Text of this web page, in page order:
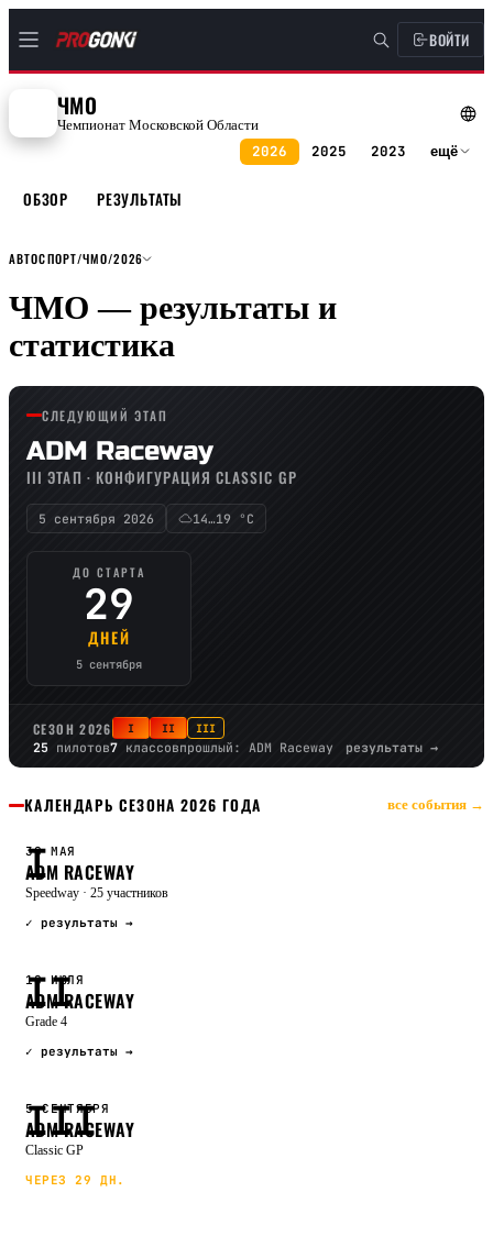
ВОЙТИ
ЧМО
Чемпионат Московской Области
2026 2025 2023 ещё
ОБЗОР РЕЗУЛЬТАТЫ
АВТОСПОРТ/ЧМО/2026
ЧМО — результаты и
статистика
СЛЕДУЮЩИЙ ЭТАП
ADM Raceway
III ЭТАП · КОНФИГУРАЦИЯ CLASSIC GP
5 сентября 2026 14…19 °C
ДО СТАРТА
29
ДНЕЙ
5 сентября
СЕЗОН 2026 I II III
25 пилотов7 классовпрошлый: ADM Raceway результаты →
КАЛЕНДАРЬ СЕЗОНА 2026 ГОДА все события →
I
30 МАЯ
ADM RACEWAY
Speedway · 25 участников
✓ результаты →
II
18 ИЮЛЯ
ADM RACEWAY
Grade 4
✓ результаты →
III
5 СЕНТЯБРЯ
ADM RACEWAY
Classic GP
ЧЕРЕЗ 29 ДН.